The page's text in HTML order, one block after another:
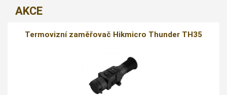
AKCE
Termovizní zaměřovač Hikmicro Thunder TH35